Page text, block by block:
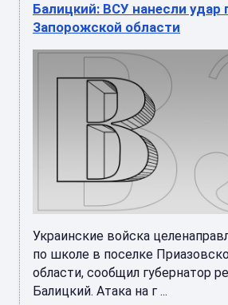
Балицкий: ВСУ нанесли удар
Запорожской области
Украинские войска
по школе в поселке
области, сообщил губернатор
Балицкий. Атака на г ...